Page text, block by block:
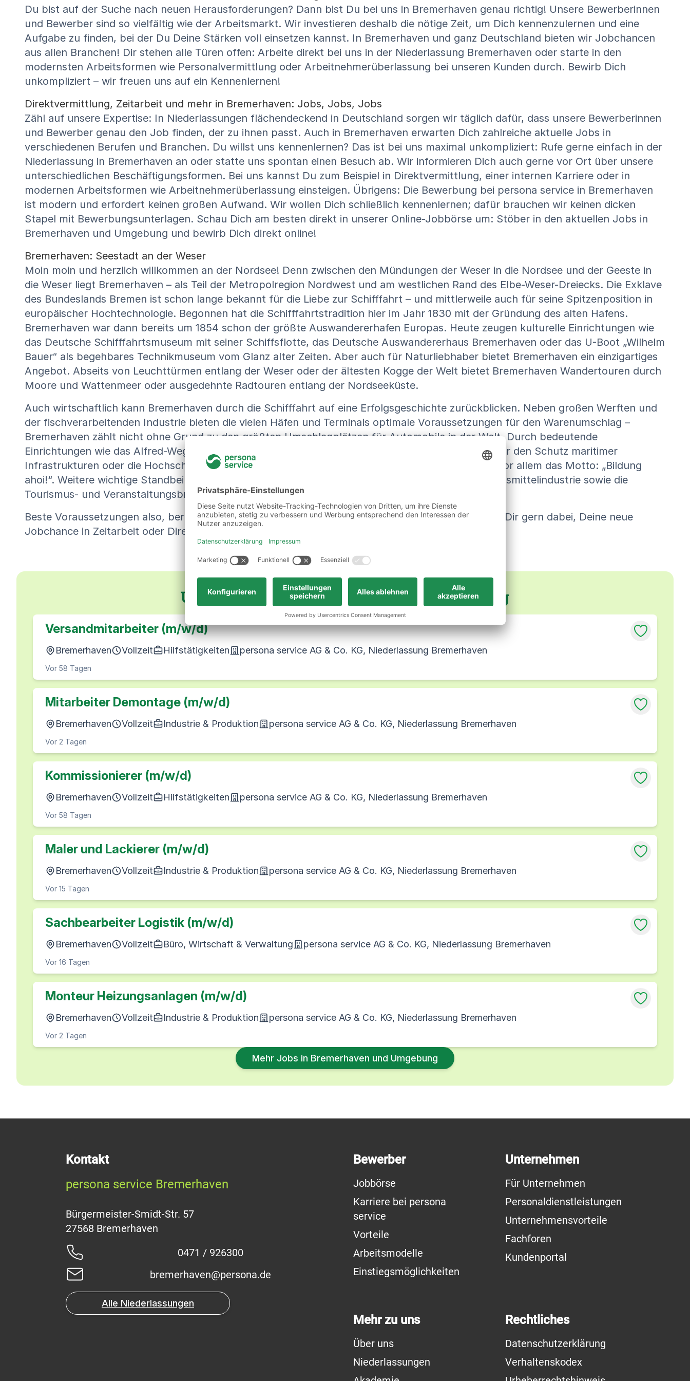
Du bist auf der Suche nach neuen Herausforderungen? Dann bist Du bei uns in Bremerhaven genau richtig! Unsere Bewerberinnen
und Bewerber sind so vielfältig wie der Arbeitsmarkt. Wir investieren deshalb die nötige Zeit, um Dich kennenzulernen und eine
Aufgabe zu finden, bei der Du Deine Stärken voll einsetzen kannst. In Bremerhaven und ganz Deutschland bieten wir Jobchancen
aus allen Branchen! Dir stehen alle Türen offen: Arbeite direkt bei uns in der Niederlassung Bremerhaven oder starte in den
modernsten Arbeitsformen wie Personalvermittlung oder Arbeitnehmerüberlassung bei unseren Kunden durch. Bewirb Dich
unkompliziert – wir freuen uns auf ein Kennenlernen!
Direktvermittlung, Zeitarbeit und mehr in Bremerhaven: Jobs, Jobs, Jobs
Zähl auf unsere Expertise: In Niederlassungen flächendeckend in Deutschland sorgen wir täglich dafür, dass unsere Bewerberinnen
und Bewerber genau den Job finden, der zu ihnen passt. Auch in Bremerhaven erwarten Dich zahlreiche aktuelle Jobs in
verschiedenen Berufen und Branchen. Du willst uns kennenlernen? Das ist bei uns maximal unkompliziert: Rufe gerne einfach in der
Niederlassung in Bremerhaven an oder statte uns spontan einen Besuch ab. Wir informieren Dich auch gerne vor Ort über unsere
unterschiedlichen Beschäftigungsformen. Bei uns kannst Du zum Beispiel in Direktvermittlung, einer internen Karriere oder in
modernen Arbeitsformen wie Arbeitnehmerüberlassung einsteigen. Übrigens: Die Bewerbung bei persona service in Bremerhaven
ist modern und erfordert keinen großen Aufwand. Wir wollen Dich schließlich kennenlernen; dafür brauchen wir keinen dicken
Stapel mit Bewerbungsunterlagen. Schau Dich am besten direkt in unserer Online-Jobbörse um: Stöber in den aktuellen Jobs in
Bremerhaven und Umgebung und bewirb Dich direkt online!
Bremerhaven: Seestadt an der Weser
Moin moin und herzlich willkommen an der Nordsee! Denn zwischen den Mündungen der Weser in die Nordsee und der Geeste in
die Weser liegt Bremerhaven – als Teil der Metropolregion Nordwest und am westlichen Rand des Elbe-Weser-Dreiecks. Die Exklave
des Bundeslands Bremen ist schon lange bekannt für die Liebe zur Schifffahrt – und mittlerweile auch für seine Spitzenposition in
europäischer Hochtechnologie. Begonnen hat die Schifffahrtstradition hier im Jahr 1830 mit der Gründung des alten Hafens.
Bremerhaven war dann bereits um 1854 schon der größte Auswandererhafen Europas. Heute zeugen kulturelle Einrichtungen wie
das Deutsche Schifffahrtsmuseum mit seiner Schiffsflotte, das Deutsche Auswandererhaus Bremerhaven oder das U-Boot „Wilhelm
Bauer“ als begehbares Technikmuseum vom Glanz alter Zeiten. Aber auch für Naturliebhaber bietet Bremerhaven ein einzigartiges
Angebot. Abseits von Leuchttürmen entlang der Weser oder der ältesten Kogge der Welt bietet Bremerhaven Wandertouren durch
Moore und Wattenmeer oder ausgedehnte Radtouren entlang der Nordseeküste.
Auch wirtschaftlich kann Bremerhaven durch die Schifffahrt auf eine Erfolgsgeschichte zurückblicken. Neben großen Werften und
der fischverarbeitenden Industrie bieten die vielen Häfen und Terminals optimale Voraussetzungen für den Warenumschlag –
Bremerhaven zählt nicht ohne Grund zu den größten Umschlagplätzen für Automobile in der Welt. Durch bedeutende
Einrichtungen wie das Alfred-Wegener-Institut für Polar- und Meeresforschung, das DLR-Institut für den Schutz maritimer
Infrastrukturen oder die Hochschule Bremerhaven gilt in der „Stadt der Wissenschaft“ außerdem vor allem das Motto: „Bildung
ahoi!“. Weitere wichtige Standbeine der Wirtschaft vor Ort sind die Windenergie-Branche, die Lebensmittelindustrie sowie die
Tourismus- und Veranstaltungsbranche.
Beste Voraussetzungen also, beruflich durchzustarten! Unsere Niederlassung in Bremerhaven hilft Dir gern dabei, Deine neue
Jobchance in Zeitarbeit oder Direktvermittlung zu finden.
Unsere Jobs in Bremerhaven und Umgebung
Versandmitarbeiter (m/w/d)
Bremerhaven Vollzeit Hilfstätigkeiten persona service AG & Co. KG, Niederlassung Bremerhaven
Vor 58 Tagen
Mitarbeiter Demontage (m/w/d)
Bremerhaven Vollzeit Industrie & Produktion persona service AG & Co. KG, Niederlassung Bremerhaven
Vor 2 Tagen
Kommissionierer (m/w/d)
Bremerhaven Vollzeit Hilfstätigkeiten persona service AG & Co. KG, Niederlassung Bremerhaven
Vor 58 Tagen
Maler und Lackierer (m/w/d)
Bremerhaven Vollzeit Industrie & Produktion persona service AG & Co. KG, Niederlassung Bremerhaven
Vor 15 Tagen
Sachbearbeiter Logistik (m/w/d)
Bremerhaven Vollzeit Büro, Wirtschaft & Verwaltung persona service AG & Co. KG, Niederlassung Bremerhaven
Vor 16 Tagen
Monteur Heizungsanlagen (m/w/d)
Bremerhaven Vollzeit Industrie & Produktion persona service AG & Co. KG, Niederlassung Bremerhaven
Vor 2 Tagen
Mehr Jobs in Bremerhaven und Umgebung
Kontakt
persona service Bremerhaven
Bürgermeister-Smidt-Str. 57
0471 / 926300
bremerhaven@persona.de
Alle Niederlassungen
Bewerber
Jobbörse
Karriere bei persona
service
Vorteile
Arbeitsmodelle
Einstiegsmöglichkeiten
Unternehmen
Für Unternehmen
Personaldienstleistungen
Unternehmensvorteile
Fachforen
Kundenportal
Mehr zu uns
Über uns
Niederlassungen
Rechtliches
Datenschutzerklärung
Verhaltenskodex